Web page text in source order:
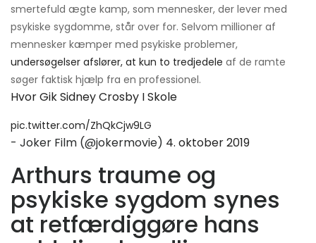
smertefuld ægte kamp, ​​som mennesker, der lever med
psykiske sygdomme, står over for. Selvom millioner af
mennesker kæmper med psykiske problemer,
undersøgelser afslører, at kun to tredjedele af de ramte
søger faktisk hjælp fra en professionel.
Hvor Gik Sidney Crosby I Skole
pic.twitter.com/ZhQkCjw9LG
- Joker Film (@jokermovie) 4. oktober 2019
Arthurs traume og
psykiske sygdom synes
at retfærdiggøre hans